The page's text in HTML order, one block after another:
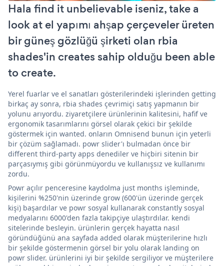
Hala find it unbelievable iseniz, take a
look at el yapımı ahşap çerçeveler üreten
bir güneş gözlüğü şirketi olan rbia
shades'in creates sahip olduğu been able
to create.
Yerel fuarlar ve el sanatları gösterilerindeki işlerinden getting
birkaç ay sonra, rbia shades çevrimiçi satış yapmanın bir
yolunu arıyordu. ziyaretçilere ürünlerinin kalitesini, hafif ve
ergonomik tasarımlarını görsel olarak çekici bir şekilde
göstermek için wanted. onların Omnisend bunun için yeterli
bir çözüm sağlamadı. powr slider'ı bulmadan önce bir
different third-party apps denediler ve hiçbiri sitenin bir
parçasıymış gibi görünmüyordu ve kullanışsız ve kullanımı
zordu.
Powr açılır penceresine kaydolma just months işleminde,
kişilerini %250'nin üzerinde grow (600'ün üzerinde gerçek
kişi) başardılar ve powr sosyal kullanarak constantly sosyal
medyalarını 6000'den fazla takipçiye ulaştırdılar. kendi
sitelerinde besleyin. ürünlerin gerçek hayatta nasıl
göründüğünü ana sayfada added olarak müşterilerine hızlı
bir şekilde göstermenin görsel bir yolu olarak landing on
powr slider. ürünlerini iyi bir şekilde sergiliyor ve müşterilere